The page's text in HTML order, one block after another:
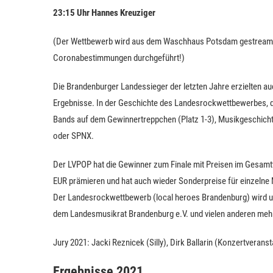
23:15 Uhr Hannes Kreuziger
(Der Wettbewerb wird aus dem Waschhaus Potsdam
Coronabestimmungen durchgeführt!)
Die Brandenburger Landessieger der letzten Jahre erzielten
Ergebnisse. In der Geschichte des
Bands auf dem Gewinnertreppchen (Platz 1-3),
oder SPNX.
Der LVPOP hat die Gewinner zum Finale mit Preisen im
EUR prämieren und hat auch wieder Sonderpreise für
Der Landesrockwettbewerb (local heroes Brandenburg) wird
dem Landesmusikrat Brandenburg e.V. und vielen anderen
Jury 2021: Jacki Reznicek (Silly), Dirk Ballarin